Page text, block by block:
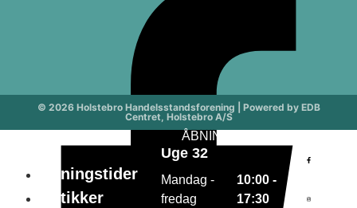
© 2026 Holstebro Handelsstandsforening | Powered by EDB
Centret, Holstebro A/S
Åbningstider
Butikker
ÅBNINGSTIDER
Uge 32
Mandag -
fredag
10:00 -
17:30